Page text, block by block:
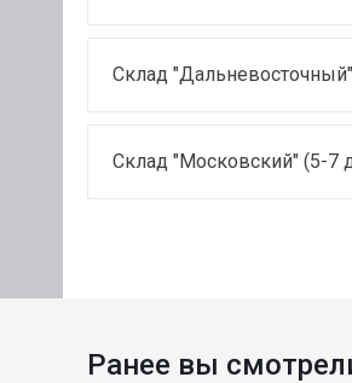
Склад
Склад "Московский" (5-7
Ранее вы